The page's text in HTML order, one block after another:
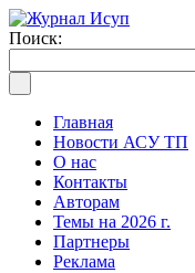
Поиск:
Главная
Новости АСУ ТП
О нас
Контакты
Авторам
Темы на 2026 г.
Партнеры
Реклама